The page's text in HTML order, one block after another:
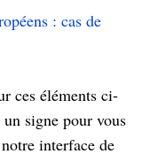
: cas de
ces éléments ci-
signe pour vous
interface de